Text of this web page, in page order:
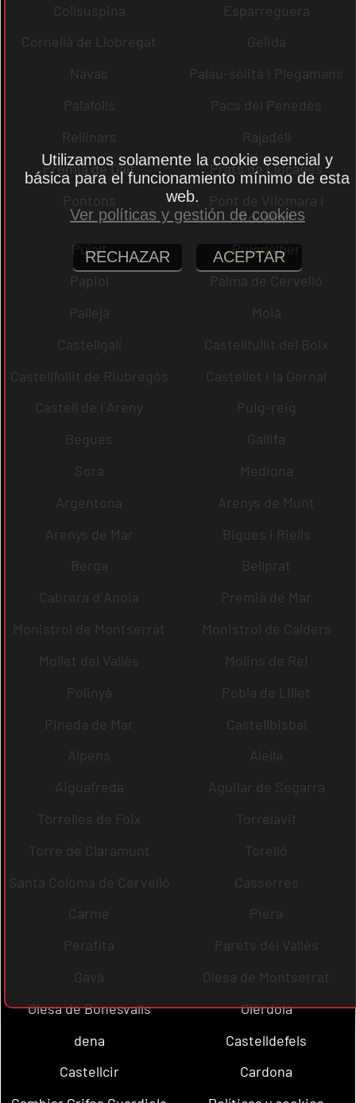
Collsuspina
Esparreguera
Cornellà de Llobregat
Gelida
Navas
Palau-solità i Plegamans
Palafolls
Pacs del Penedès
Rellinars
Rajadell
Premià de Dalt
Prats de Lluçanès
Pontons
Pont de Vilomara i
Rocafort
Pujalt
Puigdàlber
Papiol
Palma de Cervelló
Pallejà
Moià
Castellgalí
Castellfullit del Boix
Castellfollit de Riubregós
Castellet i la Gornal
Castell de l´Areny
Puig-reig
Begues
Gallifa
Sora
Mediona
Argentona
Arenys de Munt
Arenys de Mar
Bigues i Riells
Berga
Bellprat
Cabrera d´Anoia
Premià de Mar
Monistrol de Montserrat
Monistrol de Calders
Mollet del Vallès
Molins de Rei
Polinyà
Pobla de Lillet
Pineda de Mar
Castellbisbal
Alpens
Alella
Aiguafreda
Aguilar de Segarra
Torrelles de Foix
Torrelavit
Torre de Claramunt
Torelló
Santa Coloma de Cervelló
Casserres
Carme
Piera
Perafita
Parets del Vallès
Gavà
Olesa de Montserrat
Olesa de Bonesvalls
Olèrdola
dena
Castelldefels
Castellcir
Cardona
Utilizamos solamente la cookie esencial y
básica para el funcionamiento mínimo de esta
web.
Ver políticas y gestión de cookies
RECHAZAR ACEPTAR